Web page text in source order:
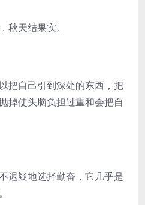
秋天结果实。
把自己引到深处的东西，把
掉使头脑负担过重和会把自
迟疑地选择勤奋，它几乎是